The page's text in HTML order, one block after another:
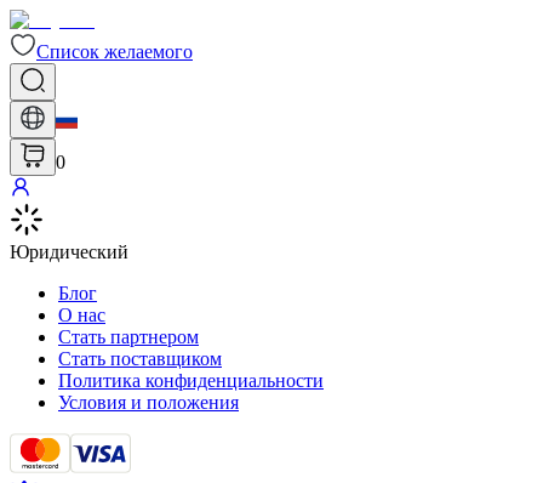
Список желаемого
0
Юридический
Блог
О нас
Стать партнером
Стать поставщиком
Политика конфиденциальности
Условия и положения